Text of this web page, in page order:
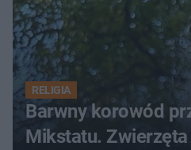
RELIGIA
Barwny korowód
Mikstatu.